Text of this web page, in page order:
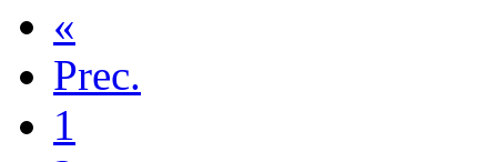
«
Prec.
1